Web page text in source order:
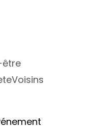
être